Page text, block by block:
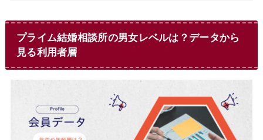
プライム結婚相談所の男女レベルは？データから
見る利用者層